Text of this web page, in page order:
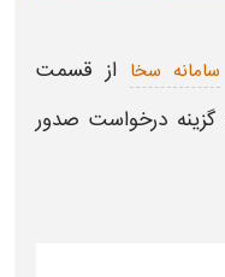
سامانه سخا از قسمت
گزینه درخواست صدور